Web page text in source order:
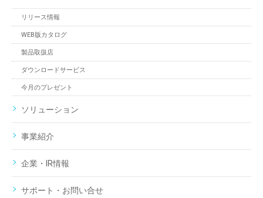
リリース情報
WEB版カタログ
製品取扱店
ダウンロードサービス
今月のプレゼント
ソリューション
事業紹介
企業・IR情報
サポート・お問い合せ